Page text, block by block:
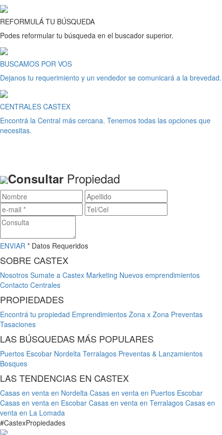
REFORMULÁ TU BÚSQUEDA
Podes reformular tu búsqueda en el buscador superior.
BUSCAMOS POR VOS
Dejanos tu requerimiento y un vendedor se comunicará a la brevedad.
CENTRALES CASTEX
Encontrá la Central más cercana. Tenemos todas las opciones que
necesitas.
Consultar Propiedad
ENVIAR * Datos Requeridos
SOBRE CASTEX
Nosotros Sumate a Castex Marketing Nuevos emprendimientos
Contacto Centrales
PROPIEDADES
Encontrá tu propiedad Emprendimientos Zona x Zona Preventas
Tasaciones
LAS BÚSQUEDAS MÁS POPULARES
Puertos Escobar Nordelta Terralagos Preventas & Lanzamientos
Bosques
LAS TENDENCIAS EN CASTEX
Casas en venta en Nordelta Casas en venta en Puertos Escobar
Casas en venta en Escobar Casas en venta en Terralagos Casas en
venta en La Lomada
#CastexPropiedades